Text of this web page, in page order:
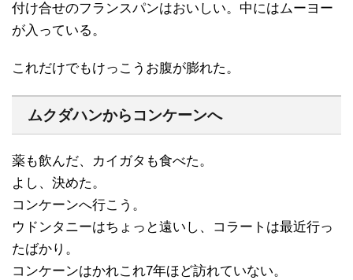
付け合せのフランスパンはおいしい。中にはムーヨー
が入っている。
これだけでもけっこうお腹が膨れた。
ムクダハンからコンケーンへ
薬も飲んだ、カイガタも食べた。
よし、決めた。
コンケーンへ行こう。
ウドンタニーはちょっと遠いし、コラートは最近行っ
たばかり。
コンケーンはかれこれ7年ほど訪れていない。